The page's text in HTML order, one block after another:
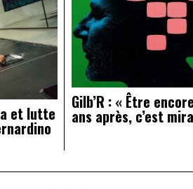
et lutte
Gilb’R : « Être
ans après, c’est